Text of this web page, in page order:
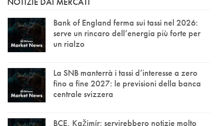
Bank of England ferma sui tassi nel 2026:
serve un rincaro dell’energia più forte per
un rialzo
La SNB manterrà i tassi d’interesse a zero
fino a fine 2027: le previsioni della banca
centrale svizzera
BCE, Kažimír: servirebbero notizie molto